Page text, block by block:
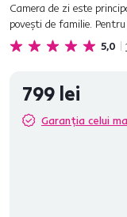
5,0
Camera de zi este
poveşti de familie.
evolueze, este necesar
799 lei
Garanția celui